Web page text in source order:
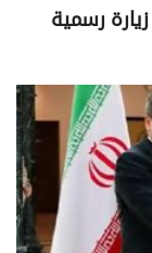
رسمية